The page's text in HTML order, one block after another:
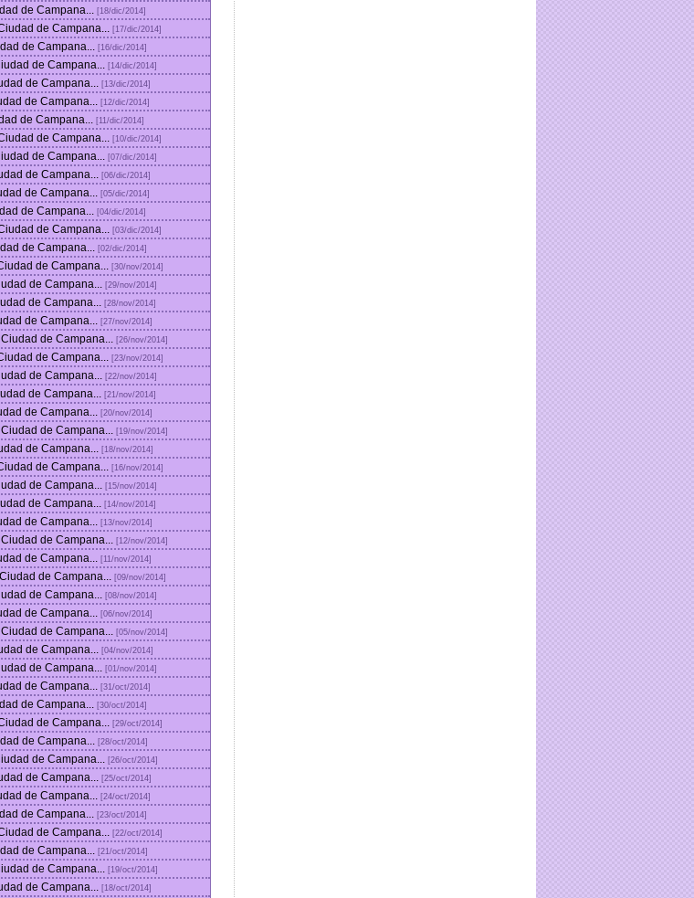
de Campana... [18/dic/2014]
de Campana... [17/dic/2014]
de Campana... [16/dic/2014]
de Campana... [14/dic/2014]
de Campana... [13/dic/2014]
de Campana... [12/dic/2014]
de Campana... [11/dic/2014]
de Campana... [10/dic/2014]
de Campana... [07/dic/2014]
de Campana... [06/dic/2014]
de Campana... [05/dic/2014]
de Campana... [04/dic/2014]
de Campana... [03/dic/2014]
de Campana... [02/dic/2014]
de Campana... [30/nov/2014]
de Campana... [29/nov/2014]
de Campana... [28/nov/2014]
de Campana... [27/nov/2014]
de Campana... [26/nov/2014]
de Campana... [23/nov/2014]
de Campana... [22/nov/2014]
de Campana... [21/nov/2014]
de Campana... [20/nov/2014]
de Campana... [19/nov/2014]
de Campana... [18/nov/2014]
de Campana... [16/nov/2014]
de Campana... [15/nov/2014]
de Campana... [14/nov/2014]
de Campana... [13/nov/2014]
de Campana... [12/nov/2014]
de Campana... [11/nov/2014]
de Campana... [09/nov/2014]
de Campana... [08/nov/2014]
de Campana... [06/nov/2014]
de Campana... [05/nov/2014]
de Campana... [04/nov/2014]
de Campana... [01/nov/2014]
de Campana... [31/oct/2014]
de Campana... [30/oct/2014]
de Campana... [29/oct/2014]
de Campana... [28/oct/2014]
de Campana... [26/oct/2014]
de Campana... [25/oct/2014]
de Campana... [24/oct/2014]
de Campana... [23/oct/2014]
de Campana... [22/oct/2014]
de Campana... [21/oct/2014]
de Campana... [19/oct/2014]
de Campana... [18/oct/2014]